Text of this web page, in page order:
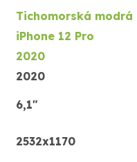
Tichomorská modrá
iPhone 12 Pro
2020
2020
6,1"
2532x1170